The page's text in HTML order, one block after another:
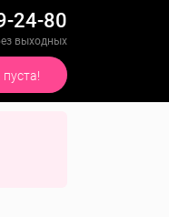
24-80
выходных